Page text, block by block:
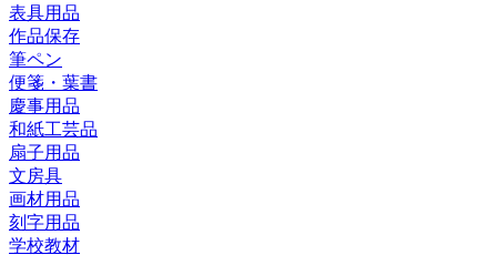
表具用品
作品保存
筆ペン
便箋・葉書
慶事用品
和紙工芸品
扇子用品
文房具
画材用品
刻字用品
学校教材